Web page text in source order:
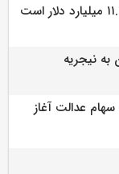
عدالت آغاز